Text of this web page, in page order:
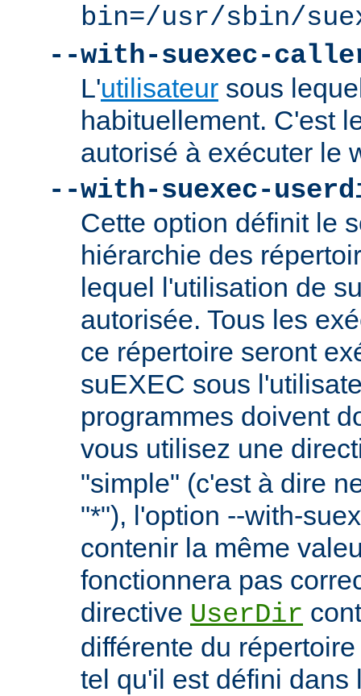
bin=/usr/sbin/
--with-suexec-
L'utilisateur sous
habituellement. C'est
autorisé à exécuter le
--with-suexec-
Cette option définit le
hiérarchie des
lequel l'utilisation de
autorisée. Tous les
ce répertoire seront
suEXEC sous
programmes doivent
vous utilisez une
"simple" (c'est à dire
"*"), l'option --with-
contenir la même
fonctionnera pas
directive UserDir
différente du
tel qu'il est défini